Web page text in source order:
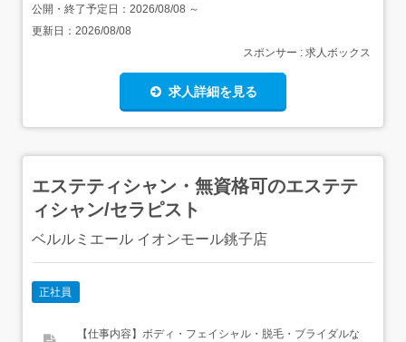
公開・終了予定日： 2026/08/08 ～
更新日： 2026/08/08
スポンサー : 求人ボックス
求人詳細を見る
エステティシャン・無資格可のエステテ
ィシャン/セラピスト
ベルルミエール イオンモール銚子店
正社員
【仕事内容】ボディ・フェイシャル・脱毛・ブライダルな